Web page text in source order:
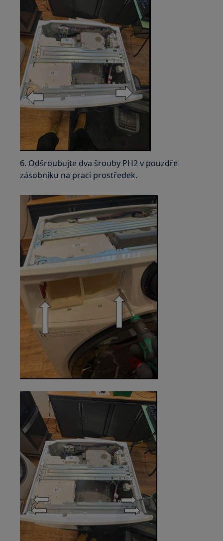
6. Odšroubujte dva šrouby PH2 v pouzdře
zásobníku na prací prostředek.